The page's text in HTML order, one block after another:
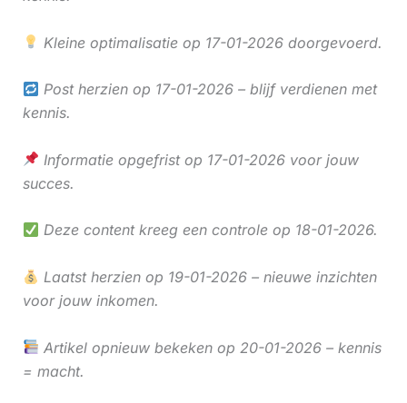
Kleine optimalisatie op 17-01-2026 doorgevoerd.
Post herzien op 17-01-2026 – blijf verdienen met
kennis.
Informatie opgefrist op 17-01-2026 voor jouw
succes.
Deze content kreeg een controle op 18-01-2026.
Laatst herzien op 19-01-2026 – nieuwe inzichten
voor jouw inkomen.
Artikel opnieuw bekeken op 20-01-2026 – kennis
= macht.